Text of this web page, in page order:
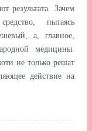
результата. Зачем
пытаясь
а, главное,
медицины.
не только решат
действие на